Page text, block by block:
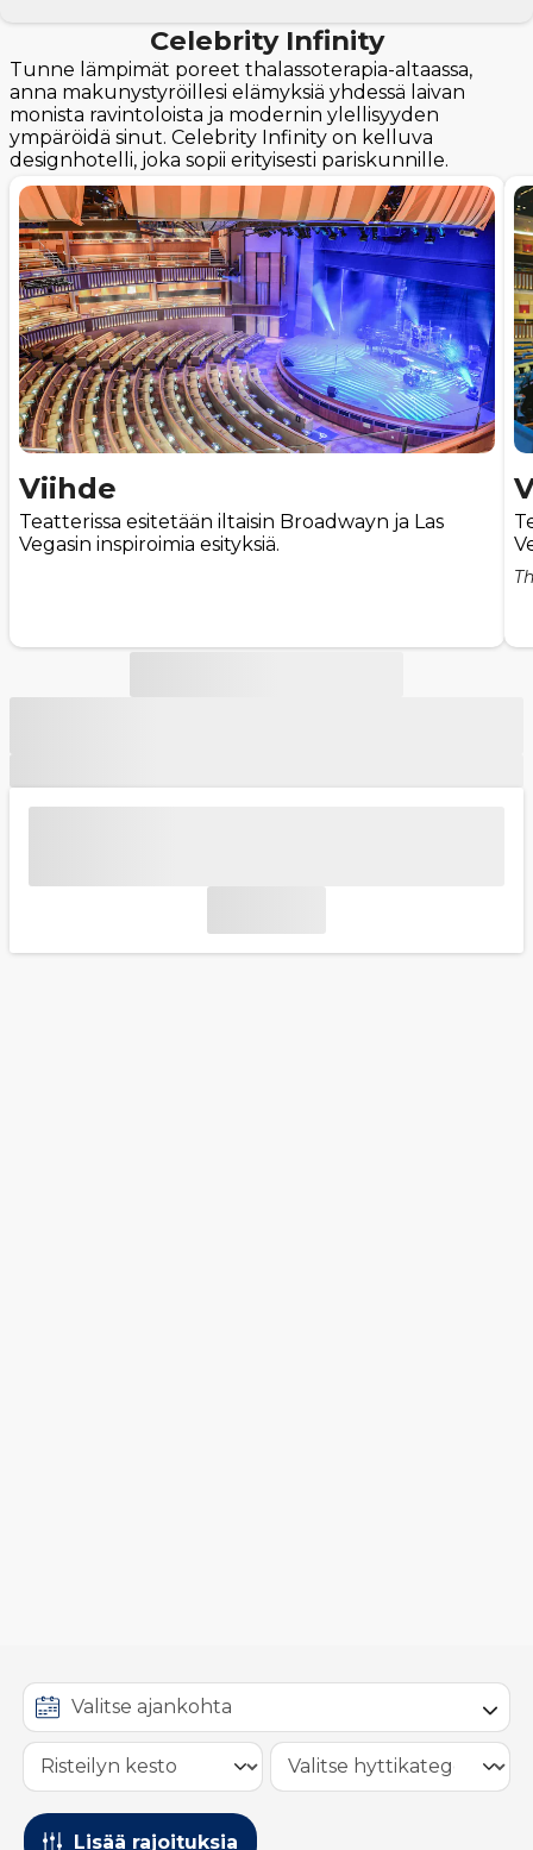
Celebrity Infinity
Tunne lämpimät poreet thalassoterapia-altaassa,
anna makunystyröillesi elämyksiä yhdessä laivan
monista ravintoloista ja modernin ylellisyyden
ympäröidä sinut. Celebrity Infinity on kelluva
designhotelli, joka sopii erityisesti pariskunnille.
Viihde
Teatterissa esitetään iltaisin Broadwayn ja Las
Vegasin inspiroimia esityksiä.
Lisää rajoituksia